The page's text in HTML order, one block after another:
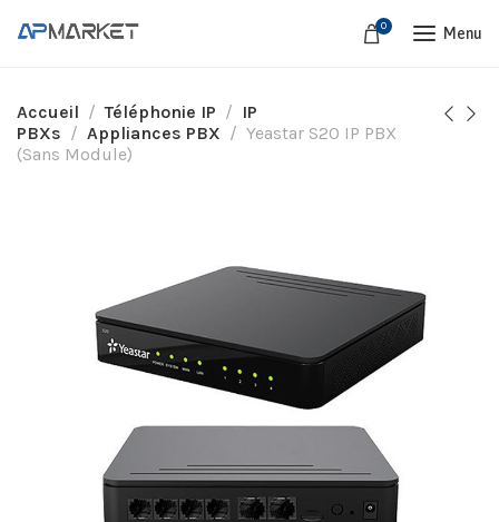
0 Menu
Accueil Téléphonie IP
IP
PBXs
Appliances PBX
Yeastar S20 IP PBX
(Sans Module)